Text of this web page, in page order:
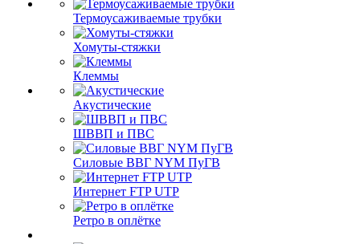
Термоусаживаемые трубки
Хомуты-стяжки
Клеммы
Акустические
ШВВП и ПВС
Силовые ВВГ NYM ПуГВ
Интернет FTP UTP
Ретро в оплётке